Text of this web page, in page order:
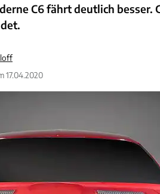
C6 fährt deutlich besser.
17.04.2020